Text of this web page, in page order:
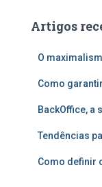
iArtigos
O
Como
BackOffice, a
Tendências
Como definir